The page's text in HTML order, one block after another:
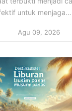
untuk menjaga
satu langkah
ialah memilih
yang tidak
tetapi juga
imajinasi secara
Agu 09, 2026